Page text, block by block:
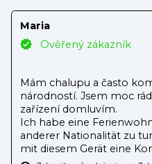
Maria
Ověřený zákazník
Mám chalupu a často
národností. Jsem moc
zařízení domluvím.
Ich habe eine
anderer Nationalität zu
mit diesem Gerät eine